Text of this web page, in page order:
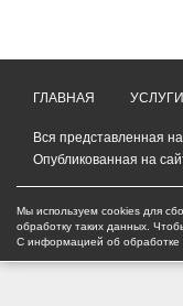
ГЛАВНАЯ УСЛУГИ
Вся представленная
Опубликованная на
Мы используем cookies для
обработку таких данных.
С информацией об обработке